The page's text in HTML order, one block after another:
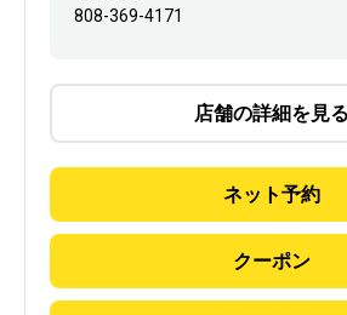
808-369-4171
店舗の詳細を見る
ネット予約
クーポン